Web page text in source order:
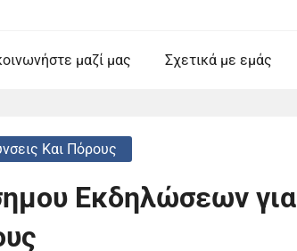
μαζί μας Σχετικά με εμάς
Και Πόρους
Εκδηλώσεων για